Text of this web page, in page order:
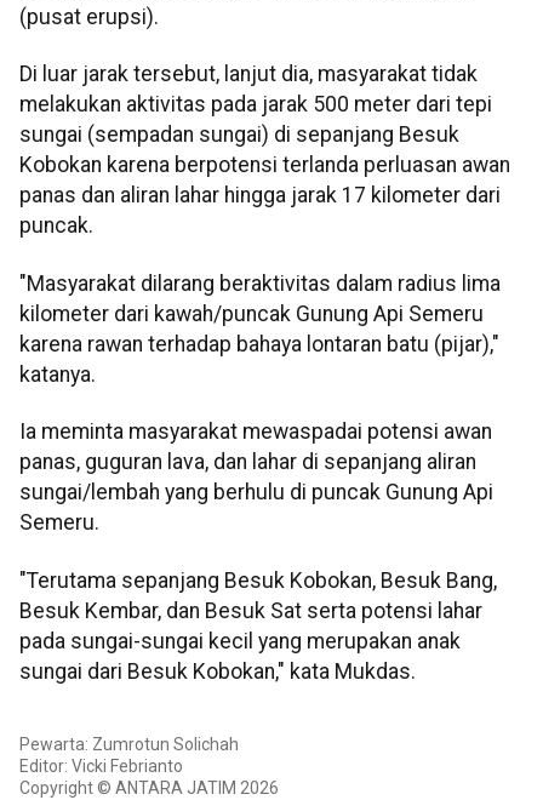
(pusat erupsi).
Di luar jarak tersebut, lanjut dia, masyarakat tidak
melakukan aktivitas pada jarak 500 meter dari tepi
sungai (sempadan sungai) di sepanjang Besuk
Kobokan karena berpotensi terlanda perluasan awan
panas dan aliran lahar hingga jarak 17 kilometer dari
puncak.
"Masyarakat dilarang beraktivitas dalam radius lima
kilometer dari kawah/puncak Gunung Api Semeru
karena rawan terhadap bahaya lontaran batu (pijar),"
katanya.
Ia meminta masyarakat mewaspadai potensi awan
panas, guguran lava, dan lahar di sepanjang aliran
sungai/lembah yang berhulu di puncak Gunung Api
Semeru.
"Terutama sepanjang Besuk Kobokan, Besuk Bang,
Besuk Kembar, dan Besuk Sat serta potensi lahar
pada sungai-sungai kecil yang merupakan anak
sungai dari Besuk Kobokan," kata Mukdas.
Pewarta: Zumrotun Solichah
Editor: Vicki Febrianto
Copyright © ANTARA JATIM 2026